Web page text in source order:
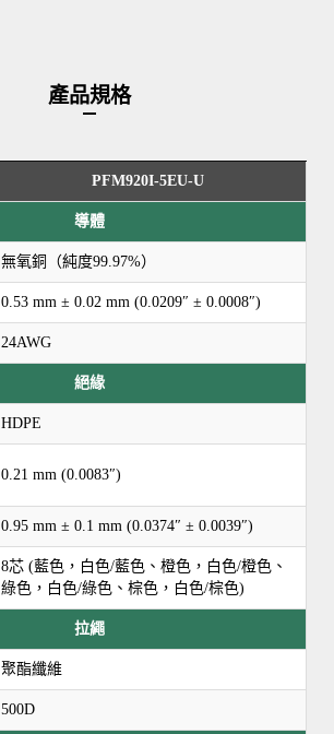
產品規格
PFM920I-5EU-U
導體
無氧銅（純度99.97%）
0.53 mm ± 0.02 mm (0.0209″ ± 0.0008″)
24AWG
絕緣
HDPE
0.21 mm (0.0083″)
0.95 mm ± 0.1 mm (0.0374″ ± 0.0039″)
8芯 (藍色，白色/藍色、橙色，白色/橙色、
綠色，白色/綠色、棕色，白色/棕色)
拉繩
聚酯纖維
500D